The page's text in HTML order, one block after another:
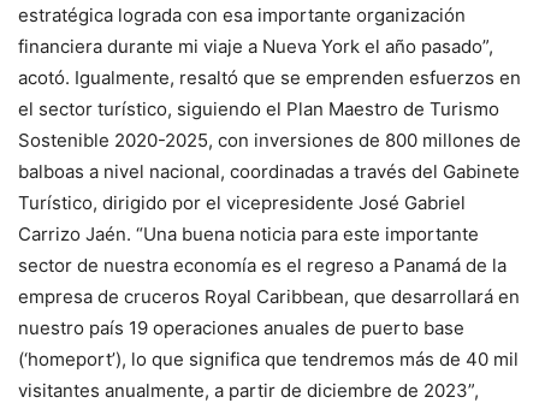
estratégica lograda con esa importante organización
financiera durante mi viaje a Nueva York el año pasado”,
acotó. Igualmente, resaltó que se emprenden esfuerzos en
el sector turístico, siguiendo el Plan Maestro de Turismo
Sostenible 2020-2025, con inversiones de 800 millones de
balboas a nivel nacional, coordinadas a través del Gabinete
Turístico, dirigido por el vicepresidente José Gabriel
Carrizo Jaén. “Una buena noticia para este importante
sector de nuestra economía es el regreso a Panamá de la
empresa de cruceros Royal Caribbean, que desarrollará en
nuestro país 19 operaciones anuales de puerto base
(‘homeport’), lo que significa que tendremos más de 40 mil
visitantes anualmente, a partir de diciembre de 2023”,